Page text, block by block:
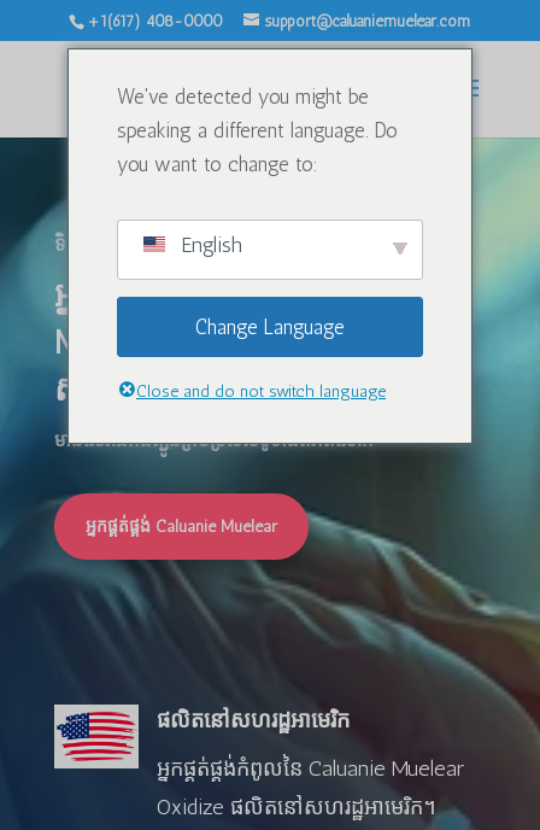
+1(617) 408-0000 support@caluaniemuelear.com
ទិញតាមអនឡាញតែប៉ុណ្ណោះ!!
អ្នកផ្គត់ផ្គង់លេខ 1 Caluanie
Muelear Oxidize ផលិតនៅ
សហរដ្ឋអាមេរិក។
មានសេវាដឹកជញ្ជូនគ្រប់ប្រទេសទូទាំងពិភពលោក!
អ្នកផ្គត់ផ្គង់ Caluanie Muelear
ផលិតនៅសហរដ្ឋអាមេរិក
អ្នកផ្គត់ផ្គង់កំពូលនៃ Caluanie Muelear
Oxidize ផលិតនៅសហរដ្ឋអាមេរិក។
We've detected you might be
speaking a different language. Do
you want to change to:
English
Change Language
Close and do not switch language